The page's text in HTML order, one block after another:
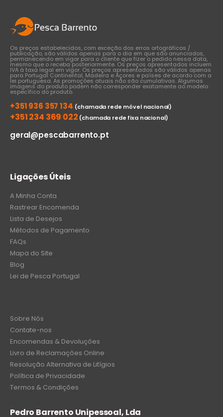
Os preços estabelecidos, com exceção dos erros ortográficos /
publicação, são válidos apenas para o dia em que são anunciados,
permanecendo em vigor para o cliente que fizer o pedido nessa data,
mesmo que o receba posteriormente. Os preços apresentados incluem
IVA à taxa legal em vigor. Os preços apresentados são válidos apenas
para Portugal Continental, Madeira e Açores e países de acordo com a
lei portuguesa. As promoções atuais não são cumulativas. Algumas
imagens do produto podem não corresponder exatamente ao modelo
específico do produto.
+351 936 357 134 (chamada rede móvel nacional)
+351 234 369 022 (chamada rede fixa nacional)
geral@pescabarrento.pt
Ligações Úteis
A Minha Conta
Rastrear Encomenda
Lista de Desejos
Métodos de Pagamento
FAQs
Mapa do Site
Blog
Lei de Pesca Portugal
Sobre Nós
Contate-nos
Encomendas & Devoluções
Livro de Reclamações Online
Resolução Alternativa de Litígios
Política de Privacidade
Termos & Condições
Pedro Barrento Unipessoal, Lda